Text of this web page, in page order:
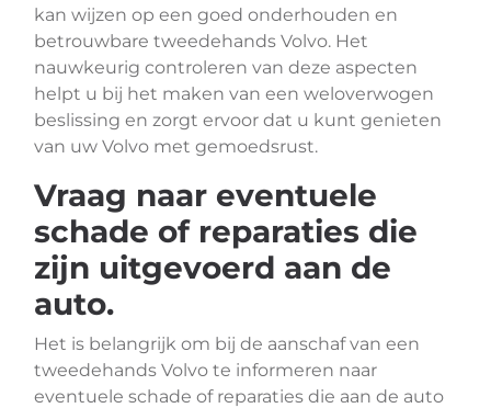
kan wijzen op een goed onderhouden en
betrouwbare tweedehands Volvo. Het
nauwkeurig controleren van deze aspecten
helpt u bij het maken van een weloverwogen
beslissing en zorgt ervoor dat u kunt genieten
van uw Volvo met gemoedsrust.
Vraag naar eventuele
schade of reparaties die
zijn uitgevoerd aan de
auto.
Het is belangrijk om bij de aanschaf van een
tweedehands Volvo te informeren naar
eventuele schade of reparaties die aan de auto